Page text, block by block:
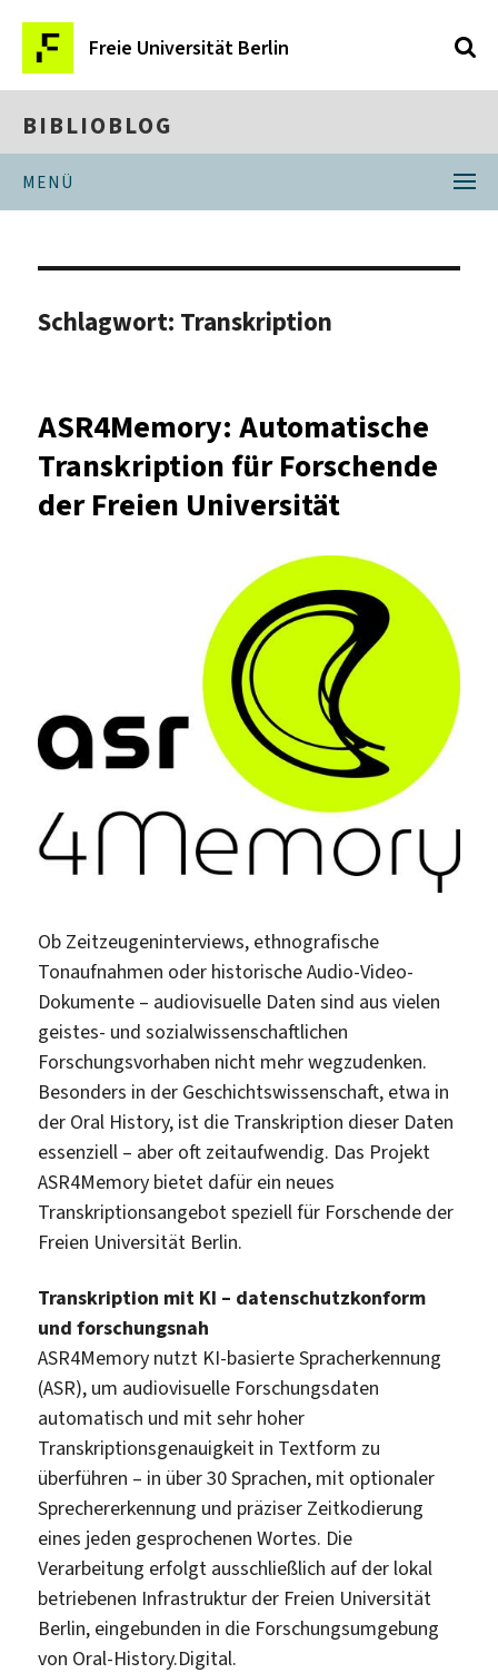
Freie Universität Berlin
BIBLIOBLOG
MENÜ
Schlagwort: Transkription
ASR4Memory: Automatische
Transkription für Forschende
der Freien Universität
Ob Zeitzeugeninterviews, ethnografische
Tonaufnahmen oder historische Audio-Video-
Dokumente – audiovisuelle Daten sind aus vielen
geistes- und sozialwissenschaftlichen
Forschungsvorhaben nicht mehr wegzudenken.
Besonders in der Geschichtswissenschaft, etwa in
der Oral History, ist die Transkription dieser Daten
essenziell – aber oft zeitaufwendig. Das Projekt
ASR4Memory bietet dafür ein neues
Transkriptionsangebot speziell für Forschende der
Freien Universität Berlin.
Transkription mit KI – datenschutzkonform
und forschungsnah
ASR4Memory nutzt KI-basierte Spracherkennung
(ASR), um audiovisuelle Forschungsdaten
automatisch und mit sehr hoher
Transkriptionsgenauigkeit in Textform zu
überführen – in über 30 Sprachen, mit optionaler
Sprechererkennung und präziser Zeitkodierung
eines jeden gesprochenen Wortes. Die
Verarbeitung erfolgt ausschließlich auf der lokal
betriebenen Infrastruktur der Freien Universität
Berlin, eingebunden in die Forschungsumgebung
von Oral-History.Digital.